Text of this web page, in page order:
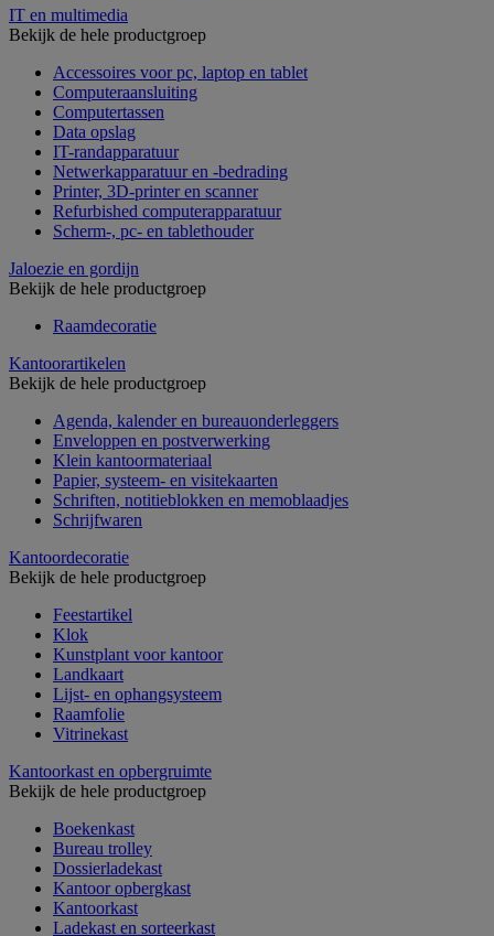
IT en multimedia
Bekijk de hele productgroep
Accessoires voor pc, laptop en tablet
Computeraansluiting
Computertassen
Data opslag
IT-randapparatuur
Netwerkapparatuur en -bedrading
Printer, 3D-printer en scanner
Refurbished computerapparatuur
Scherm-, pc- en tablethouder
Jaloezie en gordijn
Bekijk de hele productgroep
Raamdecoratie
Kantoorartikelen
Bekijk de hele productgroep
Agenda, kalender en bureauonderleggers
Enveloppen en postverwerking
Klein kantoormateriaal
Papier, systeem- en visitekaarten
Schriften, notitieblokken en memoblaadjes
Schrijfwaren
Kantoordecoratie
Bekijk de hele productgroep
Feestartikel
Klok
Kunstplant voor kantoor
Landkaart
Lijst- en ophangsysteem
Raamfolie
Vitrinekast
Kantoorkast en opbergruimte
Bekijk de hele productgroep
Boekenkast
Bureau trolley
Dossierladekast
Kantoor opbergkast
Kantoorkast
Ladekast en sorteerkast